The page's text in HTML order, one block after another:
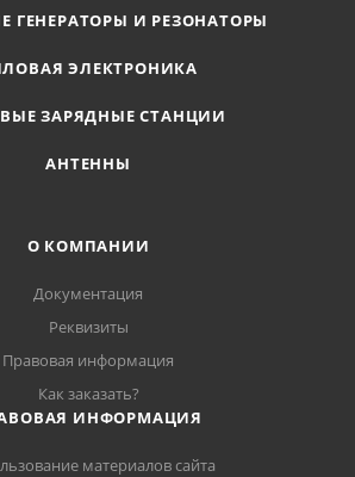
ГЕНЕРАТОРЫ И РЕЗОНАТОРЫ
ЭЛЕКТРОНИКА
ЗАРЯДНЫЕ СТАНЦИИ
АНТЕННЫ
О КОМПАНИИ
Документация
Реквизиты
Правовая информация
Как заказать?
ИНФОРМАЦИЯ
материалов сайта